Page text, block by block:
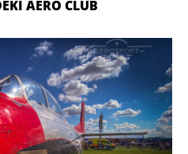
AERO CLUB